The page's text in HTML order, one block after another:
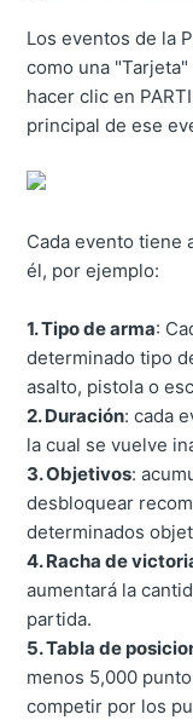
Los eventos de la
como una
hacer clic en
principal de ese
Cada evento tiene
él, por ejemplo:
1. Tipo de arma:
determinado tipo
asalto, pistola o
2. Duración: cada
la cual se vuelve
3. Objetivos:
desbloquear
determinados
4. Racha de
aumentará la
partida.
5. Tabla de
menos 5,000
competir por los